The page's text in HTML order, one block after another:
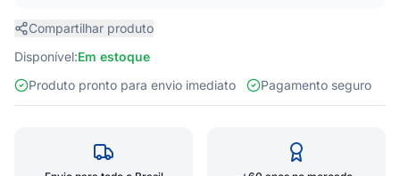
Compartilhar produto
Disponível:Em estoque
Produto pronto para envio imediato
Pagamento seguro